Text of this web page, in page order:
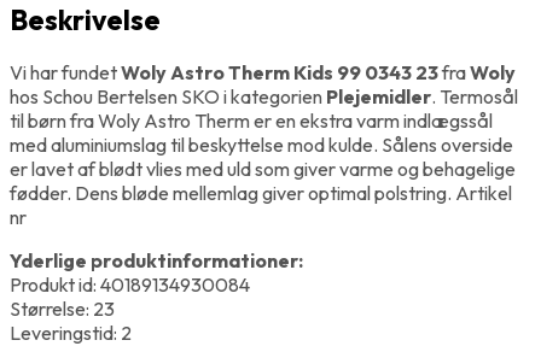
Beskrivelse
Vi har fundetWoly Astro Therm Kids 99 0343 23fraWoly
hos Schou Bertelsen SKO i kategorien Plejemidler. Termosål
til børn fra Woly Astro Therm er en ekstra varm indlægssål
med aluminiumslag til beskyttelse mod kulde. Sålens overside
er lavet af blødt vlies med uld som giver varme og behagelige
fødder. Dens bløde mellemlag giver optimal polstring. Artikel
nr
Yderlige produktinformationer:
Produkt id: 40189134930084
Størrelse: 23
Leveringstid: 2